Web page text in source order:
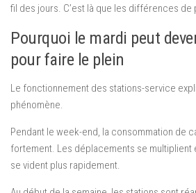
fil des jours. C’est là que les différences de
Pourquoi le mardi peut
pour faire le plein
Le fonctionnement des stations-service
phénomène.
Pendant le week-end, la consommation de
fortement. Les déplacements se multiplient
se vident plus rapidement.